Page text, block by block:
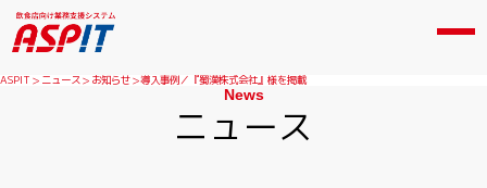
ASPIT ニュース お知らせ 導入事例／『蜀漢株式会社』様を掲載
News
ニュース